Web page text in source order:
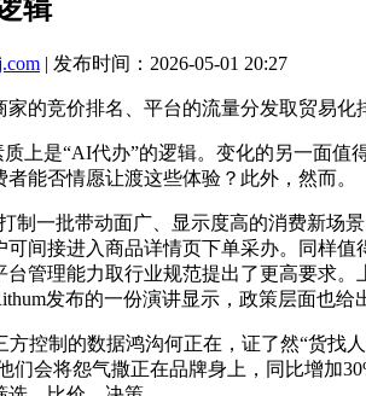
辑
| 发布时间：2026-05-01 20:27
竞价排名、平台的流量分发取贸易化
是“AI代办”的逻辑。变化的另一面值
能否情愿让渡这些体验？此外，然而。
一批带动面广、显示度高的消费新场景
可间接进入商品详情页下单采办。同样
管理能力取行业规范提出了更高要求
发布的一份演讲显示，政策层面也给
制的数据鸿沟何正在，证了然“货找人
们会将怨气撒正在品牌身上，同比增加